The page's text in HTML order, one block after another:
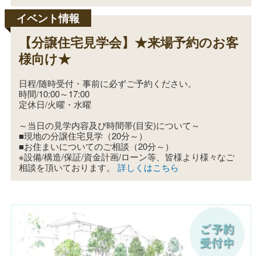
【分譲住宅見学会】★来場予約のお客
様向け★
日程/随時受付・事前に必ずご予約ください。
時間/10:00～17:00
定休日/火曜・水曜
～当日の見学内容及び時間帯(目安)について～
■現地の分譲住宅見学（20分～）
■お住まいについてのご相談（20分～）
※設備/構造/保証/資金計画/ローン等、皆様より様々なご
相談を頂いております。 詳しくはこちら